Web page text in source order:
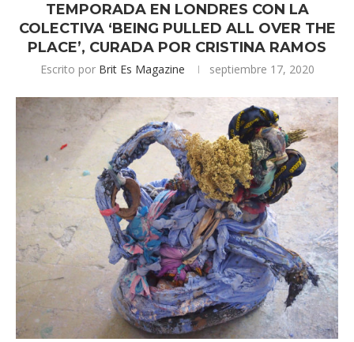
TEMPORADA EN LONDRES CON LA
COLECTIVA ‘BEING PULLED ALL OVER THE
PLACE’, CURADA POR CRISTINA RAMOS
Escrito por Brit Es Magazine septiembre 17, 2020